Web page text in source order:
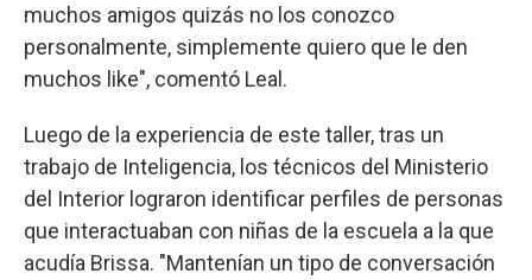
muchos amigos quizás no los conozco
personalmente, simplemente quiero que le den
muchos like", comentó Leal.
Luego de la experiencia de este taller, tras un
trabajo de Inteligencia, los técnicos del Ministerio
del Interior lograron identificar perfiles de personas
que interactuaban con niñas de la escuela a la que
acudía Brissa. "Mantenían un tipo de conversación